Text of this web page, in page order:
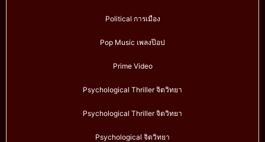
Political การเมือง
Pop Music เพลงป๊อป
Prime Video
Psychological Thriller จิตวิทยา
Psychological Thriller จิตวิทยา
Psychological จิตวิทยา